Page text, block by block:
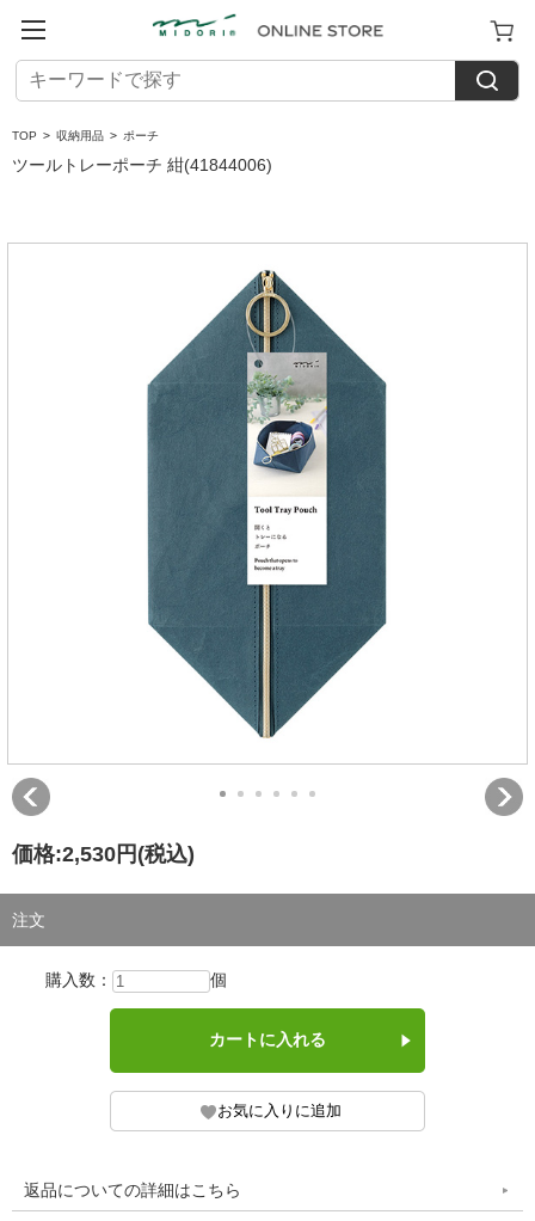
TOP > 収納用品 > ポーチ
ツールトレーポーチ 紺(41844006)
価格:2,530円 (税込)
注文
購入数： 個
返品についての詳細はこちら